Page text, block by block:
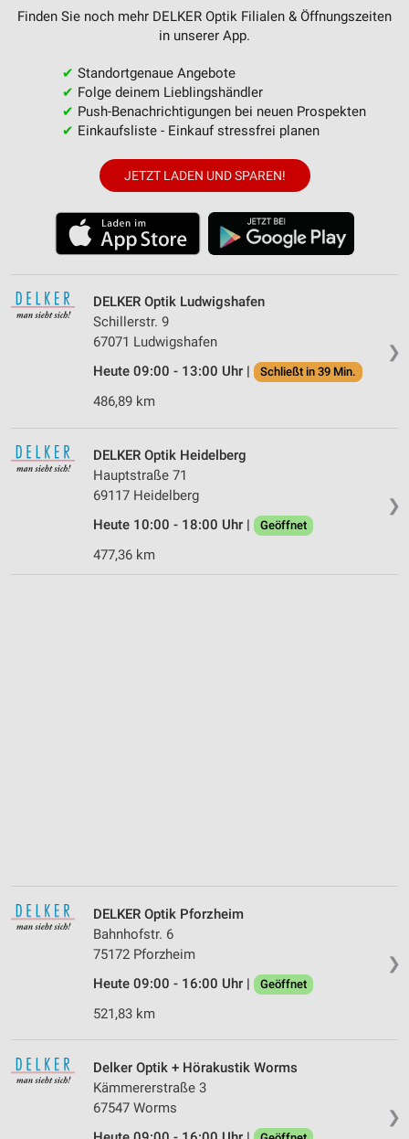
Finden Sie noch mehr DELKER Optik Filialen & Öffnungszeiten
in unserer App.
✔ Standortgenaue Angebote
✔ Folge deinem Lieblingshändler
✔ Push-Benachrichtigungen bei neuen Prospekten
✔ Einkaufsliste - Einkauf stressfrei planen
JETZT LADEN UND SPAREN!
❯
DELKER Optik Ludwigshafen
Schillerstr. 9
67071 Ludwigshafen
Heute 09:00 - 13:00 Uhr |
Schließt in 39 Min.
486,89 km
❯
DELKER Optik Heidelberg
Hauptstraße 71
69117 Heidelberg
Heute 10:00 - 18:00 Uhr |
Geöffnet
477,36 km
❯
DELKER Optik Pforzheim
Bahnhofstr. 6
75172 Pforzheim
Heute 09:00 - 16:00 Uhr |
Geöffnet
521,83 km
❯
Delker Optik + Hörakustik Worms
Kämmererstraße 3
67547 Worms